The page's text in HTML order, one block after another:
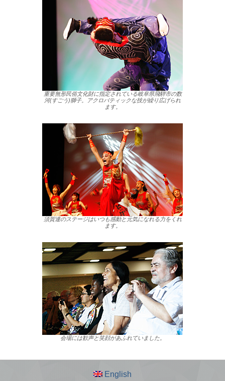
重要無形民俗文化財に指定されている岐阜県飛騨市の数
河(すごう)獅子。アクロバティックな技が繰り広げられ
ます。
須賀連のステージはいつも感動と元気になれる力をくれ
ます。
会場には歓声と笑顔があふれていました。
English